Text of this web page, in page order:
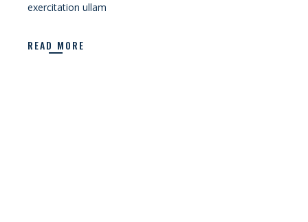
exercitation ullam
READ MORE